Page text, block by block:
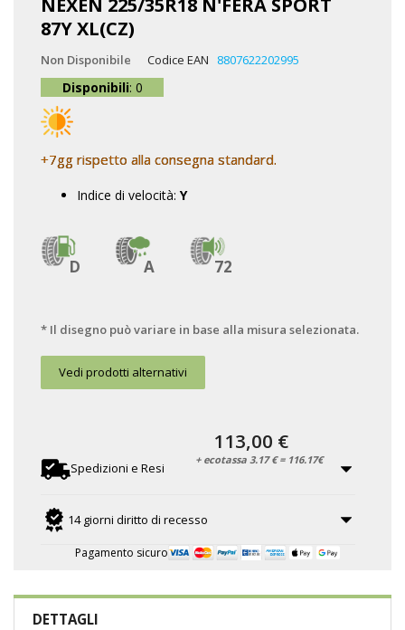
NEXEN 225/35R18 N'FERA SPORT
87Y XL(CZ)
Non Disponibile Codice EAN 8807622202995
Disponibili: 0
+7gg rispetto alla consegna standard.
Indice di velocità: Y
D A 72
* Il disegno può variare in base alla misura selezionata.
Vedi prodotti alternativi
Spedizioni e Resi
14 giorni diritto di recesso
Pagamento sicuro
113,00 €
+ ecotassa 3.17 € = 116.17€
galleria
immagini
DETTAGLI